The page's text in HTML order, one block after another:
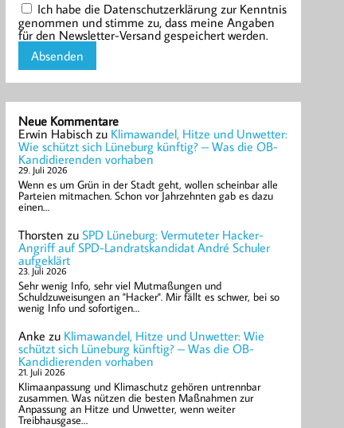
Ich habe die Datenschutzerklärung zur Kenntnis
genommen und stimme zu, dass meine Angaben
für den Newsletter-Versand gespeichert werden.
Neue Kommentare
Erwin Habisch zu Klimawandel, Hitze und Unwetter:
Wie schützt sich Lüneburg künftig? – Was die OB-
Kandidierenden vorhaben
29. Juli 2026
Wenn es um Grün in der Stadt geht, wollen scheinbar alle
Parteien mitmachen. Schon vor Jahrzehnten gab es dazu
einen…
Thorsten zuSPD Lüneburg: Vermuteter Hacker-
Angriff auf SPD-Landratskandidat André Schuler
aufgeklärt
23. Juli 2026
Sehr wenig Info, sehr viel Mutmaßungen und
Schuldzuweisungen an "Hacker". Mir fällt es schwer, bei so
wenig Info und sofortigen…
Anke zu Klimawandel, Hitze und Unwetter: Wie
schützt sich Lüneburg künftig? – Was die OB-
Kandidierenden vorhaben
21. Juli 2026
Klimaanpassung und Klimaschutz gehören untrennbar
zusammen. Was nützen die besten Maßnahmen zur
Anpassung an Hitze und Unwetter, wenn weiter
Treibhausgase…